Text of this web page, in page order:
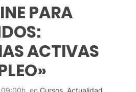
PARA
ACTIVAS
09:00h,enCursos, Actualidad,